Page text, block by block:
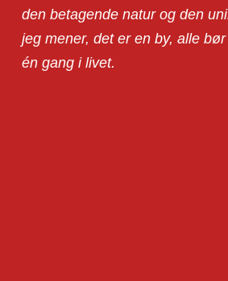
den betagende natur og den
jeg mener, det er en by, alle
én gang i livet.